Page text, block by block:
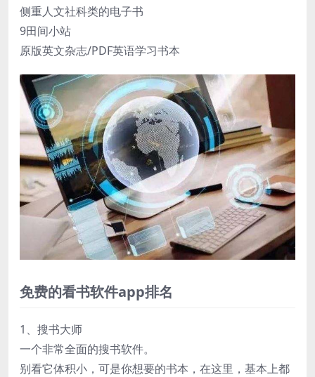
侧重人文社科类的电子书
9田间小站
原版英文杂志/PDF英语学习书本
免费的看书软件app排名
1、搜书大师
一个非常全面的搜书软件。
别看它体积小，可是你想要的书本，在这里，基本上都